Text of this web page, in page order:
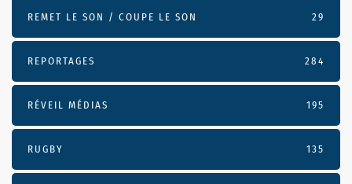
REMET LE SON / COUPE LE SON 29
REPORTAGES 284
RÉVEIL MÉDIAS 195
RUGBY 135